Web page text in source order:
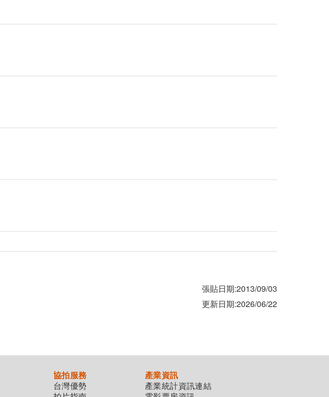
張貼日期:2013/09/03
更新日期:2026/06/22
協拍服務
台灣優勢
產業資訊
產業統計資訊連結